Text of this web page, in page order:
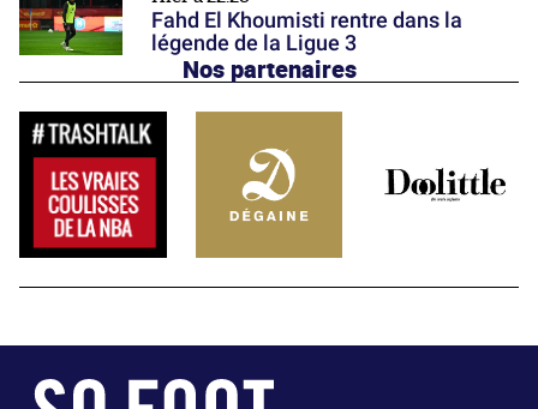
Fahd El Khoumisti rentre dans la
légende de la Ligue 3
Nos partenaires